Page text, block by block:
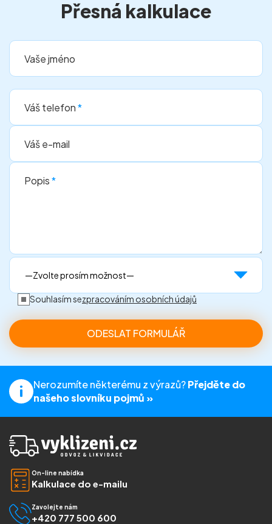
Přesná kalkulace
Vaše jméno
Váš telefon*
Váš e-mail
Popis*
Souhlasím sezpracováním osobních údajů
Nerozumíte některému z výrazů?Přejděte do
našeho slovníku pojmů »
On-line nabídka
Kalkulace do e-mailu
Zavolejte nám
+420 777 500 600